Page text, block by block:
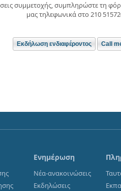
συμμετοχής, συμπληρώστε τη
μας τηλεφωνικά στο 210
Ενημέρωση
Νέα-ανακοινώσεις
Εκδηλώσεις